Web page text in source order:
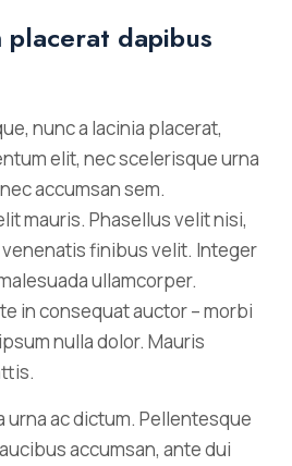
placerat dapibus
nunc a lacinia placerat,
elit, nec scelerisque urna
accumsan sem.
mauris. Phasellus velit nisi,
finibus velit. Integer
ullamcorper.
in consequat auctor – morbi
nulla dolor. Mauris
urna ac dictum. Pellentesque
accumsan, ante dui